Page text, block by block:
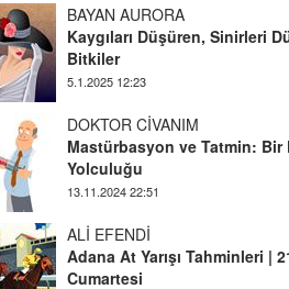
BAYAN AURORA
Kaygıları Düşüren, Sinirleri
Bitkiler
5.1.2025 12:23
DOKTOR CİVANIM
Mastürbasyon ve Tatmin: Bir
Yolculuğu
13.11.2024 22:51
ALİ EFENDİ
Adana At Yarışı Tahminleri |
Cumartesi